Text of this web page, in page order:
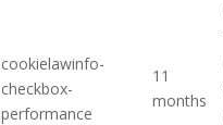
cookielawinfo-
checkbox-
performance
11
months